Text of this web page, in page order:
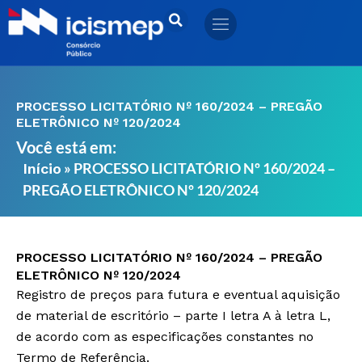
Ir
para
PROCESSO LICITATÓRIO Nº 160/2024 – PREGÃO
ELETRÔNICO Nº 120/2024
Você está em:
Início » PROCESSO LICITATÓRIO Nº 160/2024 –
PREGÃO ELETRÔNICO Nº 120/2024
PROCESSO LICITATÓRIO Nº 160/2024 – PREGÃO
ELETRÔNICO Nº 120/2024
Registro de preços para futura e eventual aquisição
de material de escritório – parte I letra A à letra L,
de acordo com as especificações constantes no
Termo de Referência.